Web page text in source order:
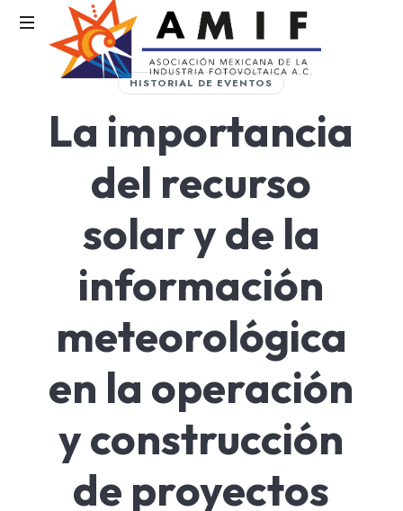
AMIF
Fotovoltaica
HISTORIAL DE EVENTOS
La importancia
del recurso
solar y de la
información
meteorológica
en la operación
y construcción
de proyectos